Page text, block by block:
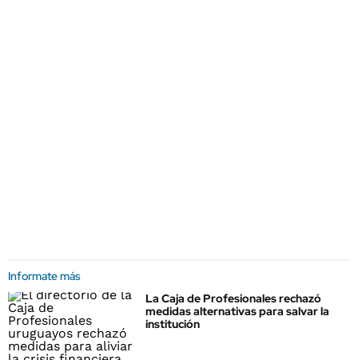
Informate más
La Caja de Profesionales rechazó
medidas alternativas para salvar la
institución